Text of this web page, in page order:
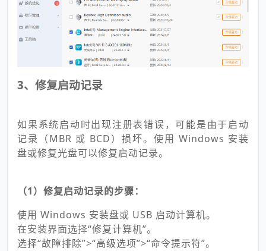
3、修复启动记录
如果系统启动时出现注册表错误，可能是由于启动
记录（MBR 或 BCD）损坏。使用 Windows 安装
盘或修复光盘可以修复启动记录。
（1）修复启动记录的步骤：
使用 Windows 安装盘或 USB 启动计算机。
在安装界面选择“修复计算机”。
选择“故障排除”>“高级选项”>“命令提示符”。